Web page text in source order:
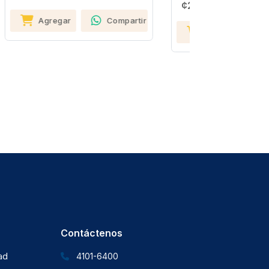
Agregar Compartir
Contáctenos
4101-6400